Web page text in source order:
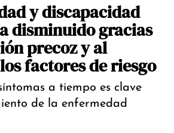
y discapacidad
disminuido gracias
precoz y al
factores de riesgo
a tiempo es clave
de la enfermedad